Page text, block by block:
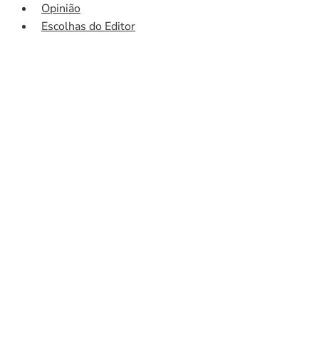
Opinião
Escolhas do Editor